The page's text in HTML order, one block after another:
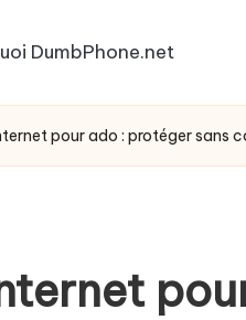
DumbPhone.net
pour ado : protéger sans